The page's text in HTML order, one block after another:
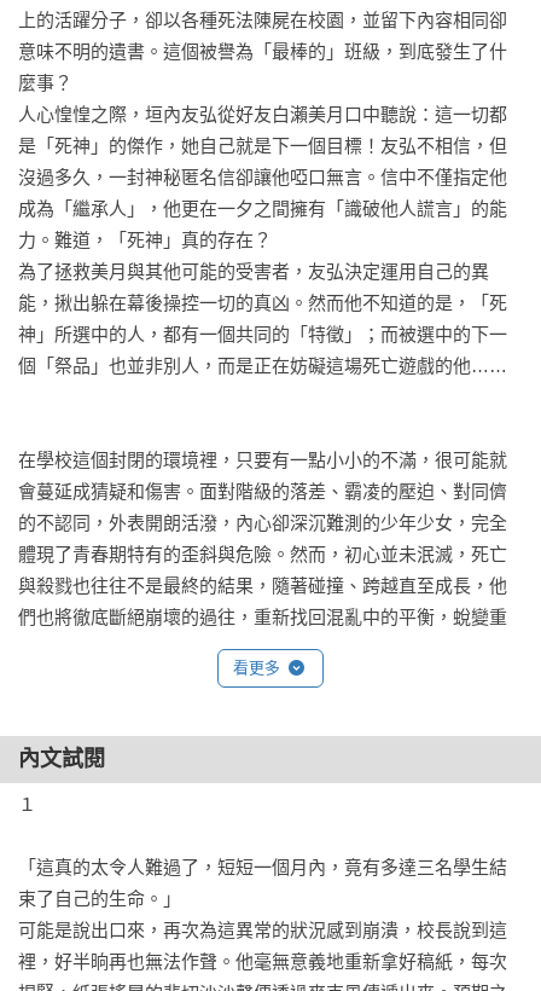
上的活躍分子，卻以各種死法陳屍在校園，並留下內容相同卻
意味不明的遺書。這個被譽為「最棒的」班級，到底發生了什
麼事？
人心惶惶之際，垣內友弘從好友白瀨美月口中聽說：這一切都
是「死神」的傑作，她自己就是下一個目標！友弘不相信，但
沒過多久，一封神秘匿名信卻讓他啞口無言。信中不僅指定他
成為「繼承人」，他更在一夕之間擁有「識破他人謊言」的能
力。難道，「死神」真的存在？
為了拯救美月與其他可能的受害者，友弘決定運用自己的異
能，揪出躲在幕後操控一切的真凶。然而他不知道的是，「死
神」所選中的人，都有一個共同的「特徵」；而被選中的下一
個「祭品」也並非別人，而是正在妨礙這場死亡遊戲的他……
在學校這個封閉的環境裡，只要有一點小小的不滿，很可能就
會蔓延成猜疑和傷害。面對階級的落差、霸凌的壓迫、對同儕
的不認同，外表開朗活潑，內心卻深沉難測的少年少女，完全
體現了青春期特有的歪斜與危險。然而，初心並未泯滅，死亡
與殺戮也往往不是最終的結果，隨著碰撞、跨越直至成長，他
們也將徹底斷絕崩壞的過往，重新找回混亂中的平衡，蛻變重
【推理評論人】冬陽
【諮商心理師‧暢銷作家】陳志恆
【作家】陳曉唯
（按姓名筆畫序排列）
看更多
內文試閱
１
「這真的太令人難過了，短短一個月內，竟有多達三名學生結
束了自己的生命。」
可能是說出口來，再次為這異常的狀況感到崩潰，校長說到這
裡，好半晌再也無法作聲。他毫無意義地重新拿好稿紙，每次